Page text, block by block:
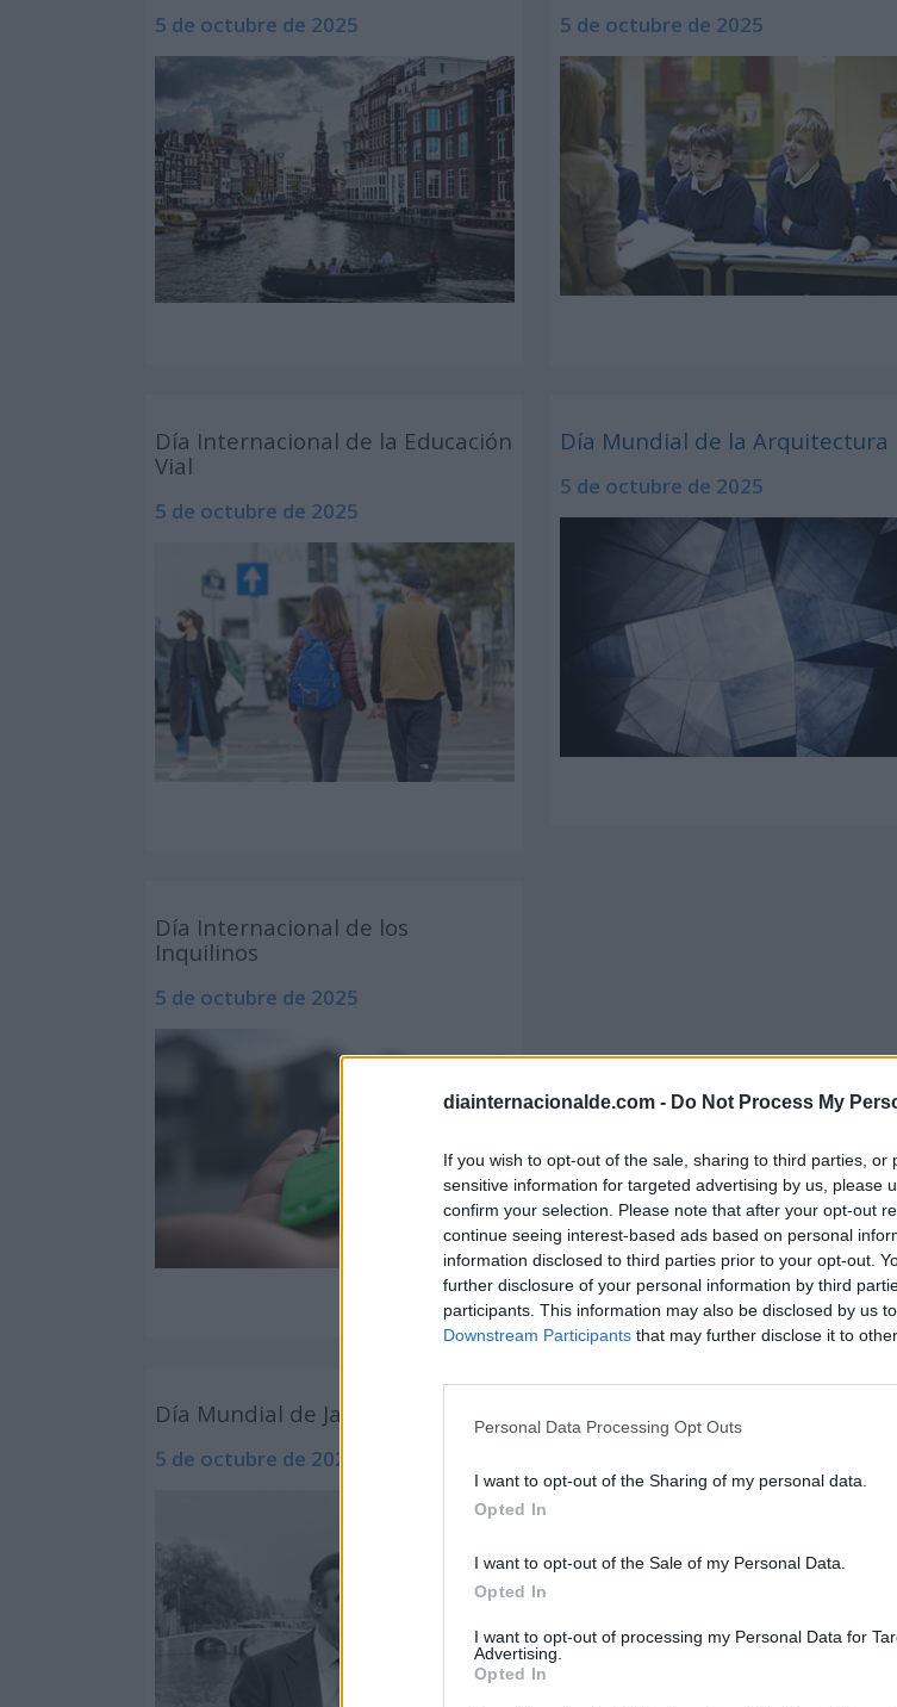
diainternacionalde.com - Do Not Process My
If you wish to opt-out of the sale, sharing to third parties, or
sensitive information for targeted advertising by us, please
confirm your selection. Please note that after your opt-out
continue seeing interest-based ads based on personal
information disclosed to third parties prior to your opt-out.
further disclosure of your personal information by third
participants. This information may also be disclosed by us
Downstream Participants that may further disclose it to
Personal Data Processing Opt Outs
I want to opt-out of the Sharing of my personal data.
Opted In
I want to opt-out of the Sale of my Personal Data.
Opted In
I want to opt-out of processing my Personal Data for
Advertising.
Opted In
5 de octubre de 2025 5 de octubre de 2025
Día Internacional de la Educación
Vial
5 de octubre de 2025
Día Mundial de la Arquitectura
5 de octubre de 2025
Día Internacional de los
Inquilinos
5 de octubre de 2025
Día Mundial de James Bond
5 de octubre de 2025